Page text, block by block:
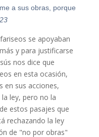
a sus obras, porque
se apoyaban
y para justificarse
nos dice que
en esta ocasión,
en sus acciones,
ley, pero no la
estos pasajes que
rechazando la ley
de "no por obras"